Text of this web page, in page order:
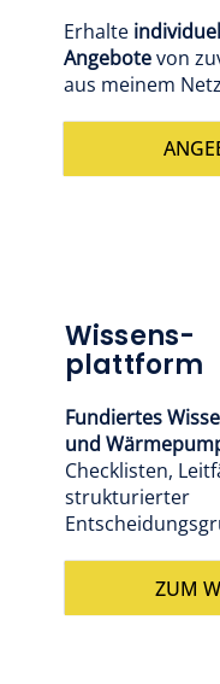
Erhalte
Angebotevon
aus meinem
Wissens-
plattform
Fundiertes
und
Checklisten,
strukturierter
ZUM